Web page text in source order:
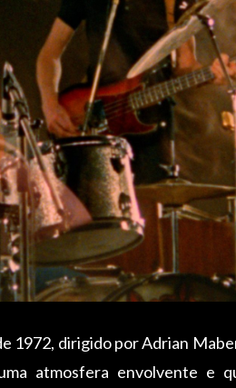
1972, dirigido por Adrian
atmosfera envolvente e